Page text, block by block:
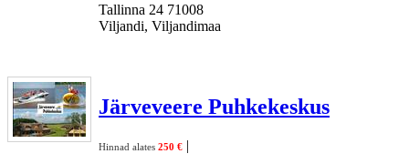
Tallinna 24 71008
Viljandi, Viljandimaa
Järveveere Puhkekeskus
Hinnad alates 250 € |